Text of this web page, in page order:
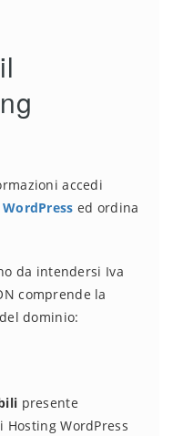
accedi
ed ordina
da intendersi Iva
comprende la
dominio:
presente
WordPress